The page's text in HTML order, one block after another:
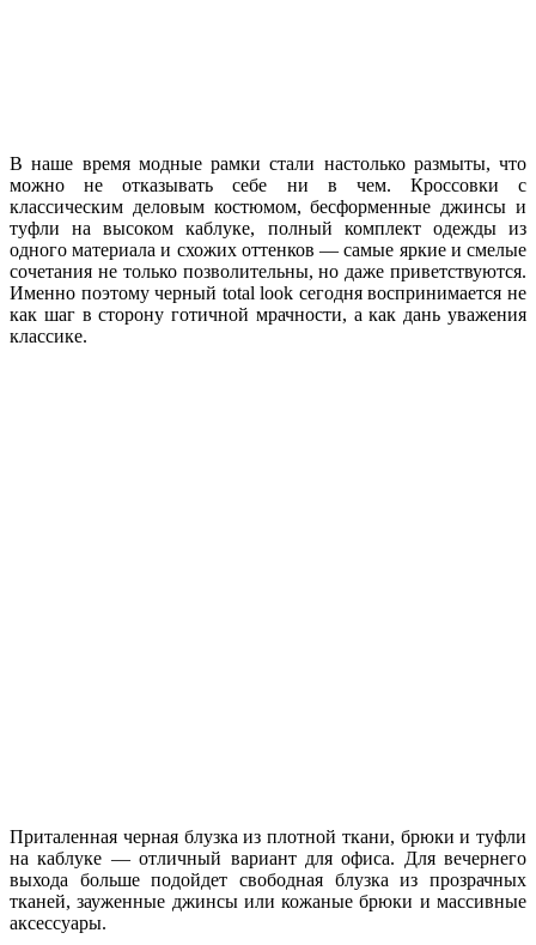
В наше время модные рамки стали настолько размыты, что
можно не отказывать себе ни в чем. Кроссовки с
классическим деловым костюмом, бесформенные джинсы и
туфли на высоком каблуке, полный комплект одежды из
одного материала и схожих оттенков — самые яркие и смелые
сочетания не только позволительны, но даже приветствуются.
Именно поэтому черный total look сегодня воспринимается не
как шаг в сторону готичной мрачности, а как дань уважения
классике.
Приталенная черная блузка из плотной ткани, брюки и туфли
на каблуке — отличный вариант для офиса. Для вечернего
выхода больше подойдет свободная блузка из прозрачных
тканей, зауженные джинсы или кожаные брюки и массивные
аксессуары.